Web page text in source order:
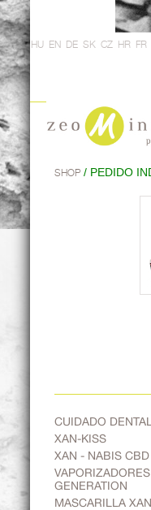
HU EN DE SK CZ HR FR
SHOP / PEDIDO
CUIDADO DENTAL
XAN-KISS
XAN - NABIS CBD
GENERATION
MASCARILLA